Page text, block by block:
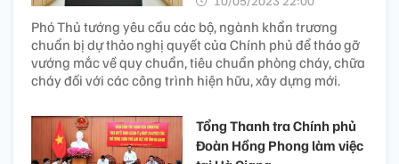
Phó Thủ tướng yêu cầu các bộ, ngành khẩn trương
chuẩn bị dự thảo nghị quyết của Chính phủ để tháo gỡ
vướng mắc về quy chuẩn, tiêu chuẩn phòng cháy, chữa
cháy đối với các công trình hiện hữu, xây dựng mới.
Tổng Thanh tra Chính phủ
Đoàn Hồng Phong làm việc